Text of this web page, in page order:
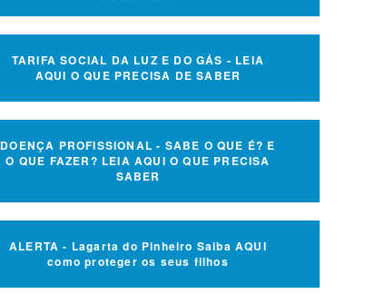
TARIFA SOCIAL DA LUZ E DO GÁS - LEIA
AQUI O QUE PRECISA DE SABER
DOENÇA PROFISSIONAL - SABE O QUE É? E
O QUE FAZER? LEIA AQUI O QUE PRECISA
SABER
ALERTA - Lagarta do Pinheiro Saiba AQUI
como proteger os seus filhos